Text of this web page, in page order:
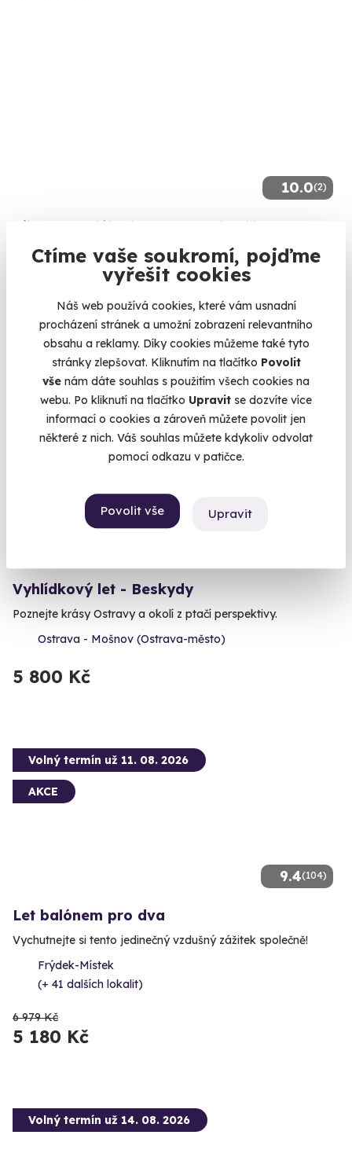
Ctíme vaše soukromí, pojďme
vyřešit cookies
Náš web používá cookies, které vám usnadní
procházení stránek a umožní zobrazení relevantního
obsahu a reklamy. Díky cookies můžeme také tyto
stránky zlepšovat. Kliknutím na tlačítko Povolit
vše nám dáte souhlas s použitím všech cookies na
webu. Po kliknutí na tlačítko Upravit se dozvíte více
informací o cookies a zároveň můžete povolit jen
některé z nich. Váš souhlas můžete kdykoliv odvolat
pomocí odkazu v patičce.
Povolit vše Upravit
10.0(2)
Pilotem malého letounu na zkoušku -
privátní let
Zkuste si pilotovat skutečný ultralight.
(+ 2 další lokality)
4 900 Kč
AKCE
Vyhlídkový let - Beskydy
Poznejte krásy Ostravy a okolí z ptačí perspektivy.
Ostrava - Mošnov (Ostrava-město)
5 800 Kč
9.4(104)
Volný termín už 11. 08. 2026
AKCE
Let balónem pro dva
Vychutnejte si tento jedinečný vzdušný zážitek společně!
Frýdek-Místek
(+ 41 dalších lokalit)
6 979 Kč
5 180 Kč
Volný termín už 14. 08. 2026